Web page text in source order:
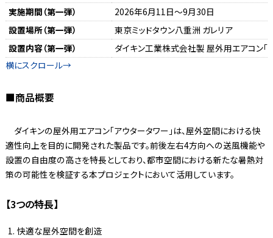
実施期間（第一弾）
2026年6月11日～9月30日
設置場所（第一弾）
東京ミッドタウン八重洲 ガレリア
設置内容（第一弾）
ダイキン工業株式会社製 屋外用エアコン「
■商品概要
ダイキンの屋外用エアコン「アウタータワー」は、屋外空間における快
適性向上を目的に開発された製品です。前後左右4方向への送風機能や
設置の自由度の高さを特長としており、都市空間における新たな暑熱対
策の可能性を検証する本プロジェクトにおいて活用しています。
【3つの特長】
快適な屋外空間を創造